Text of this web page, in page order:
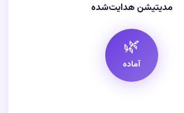
مدیتیشن هدایت‌شده
🌿
آماده